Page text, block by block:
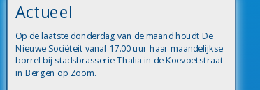
Actueel
Op de laatste donderdag van de maand houdt De
Nieuwe Sociëteit vanaf 17.00 uur haar maandelijkse
borrel bij stadsbrasserie Thalia in de Koevoetstraat
in Bergen op Zoom.